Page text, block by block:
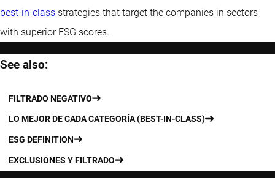
best-in-class strategies that target the companies in sectors
with superior ESG scores.
See also:
FILTRADO NEGATIVO
LO MEJOR DE CADA CATEGORÍA (BEST-IN-CLASS)
ESG DEFINITION
EXCLUSIONES Y FILTRADO